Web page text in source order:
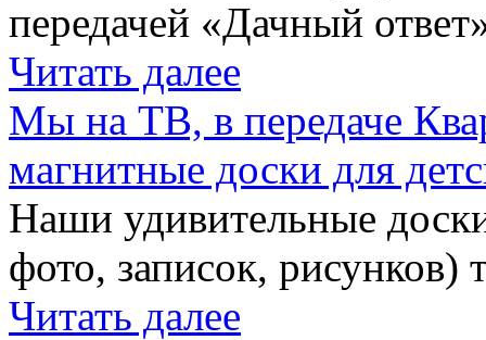
передачей «Дачный
Читать далее
Мы на ТВ, в передаче
магнитные доски для
Наши удивительные
фото, записок,
Читать далее